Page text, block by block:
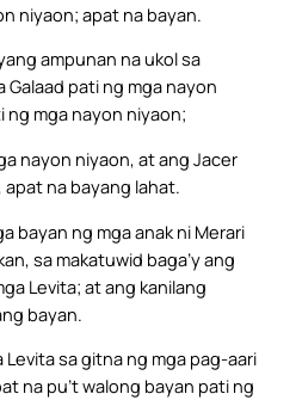
niyaon; apat na bayan.
ampunan na ukol sa
Galaad pati ng mga nayon
ng mga nayon niyaon;
nayon niyaon, at ang Jacer
na bayang lahat.
bayan ng mga anak ni Merari
sa makatuwid baga’y ang
Levita; at ang kanilang
bayan.
Levita sa gitna ng mga pag-aari
na pu’t walong bayan pati ng